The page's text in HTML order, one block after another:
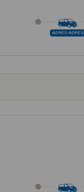
ADRES-ADRES